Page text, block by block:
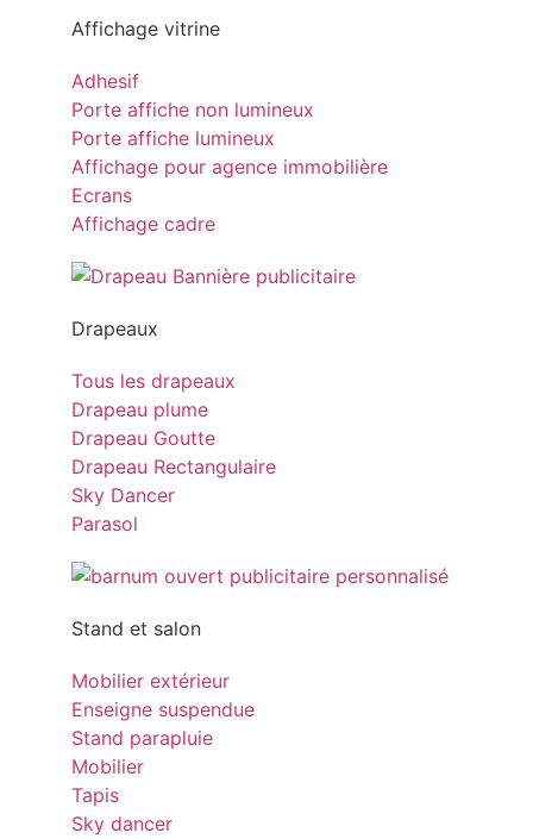
Affichage vitrine
Adhesif
Porte affiche non lumineux
Porte affiche lumineux
Affichage pour agence immobilière
Ecrans
Affichage cadre
Drapeaux
Tous les drapeaux
Drapeau plume
Drapeau Goutte
Drapeau Rectangulaire
Sky Dancer
Parasol
Stand et salon
Mobilier extérieur
Enseigne suspendue
Stand parapluie
Mobilier
Tapis
Sky dancer